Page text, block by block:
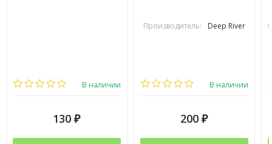
В наличии
130 ₽
Производитель: Deep River
В наличии
200 ₽